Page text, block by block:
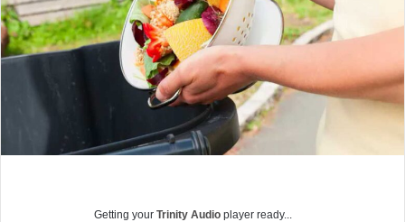
n
'
e
m
a
i
l
Getting your Trinity Audio player ready...